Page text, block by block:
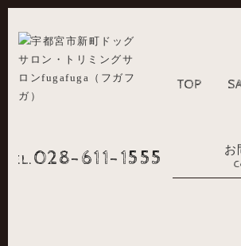
TOP
TEL. 028-611-1555 お